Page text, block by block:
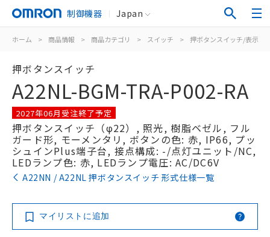
制御機器 Japan
ホーム > 商品情報 > 商品カテゴリ > スイッチ > 押ボタンスイッチ/表示灯
押ボタンスイッチ
A22NL-BGM-TRA-P002-RA
2027年06月受注終了予定
押ボタンスイッチ（φ22）, 照光, 樹脂ベゼル, フル
ガード形, モーメンタリ, ボタンの色: 赤, IP66, プッ
シュインPlus端子台, 接点構成: -/点灯ユニット/NC,
LEDランプ色: 赤, LEDランプ電圧: AC/DC6V
A22NN / A22NL 押ボタンスイッチ 形式仕様一覧
マイリストに追加